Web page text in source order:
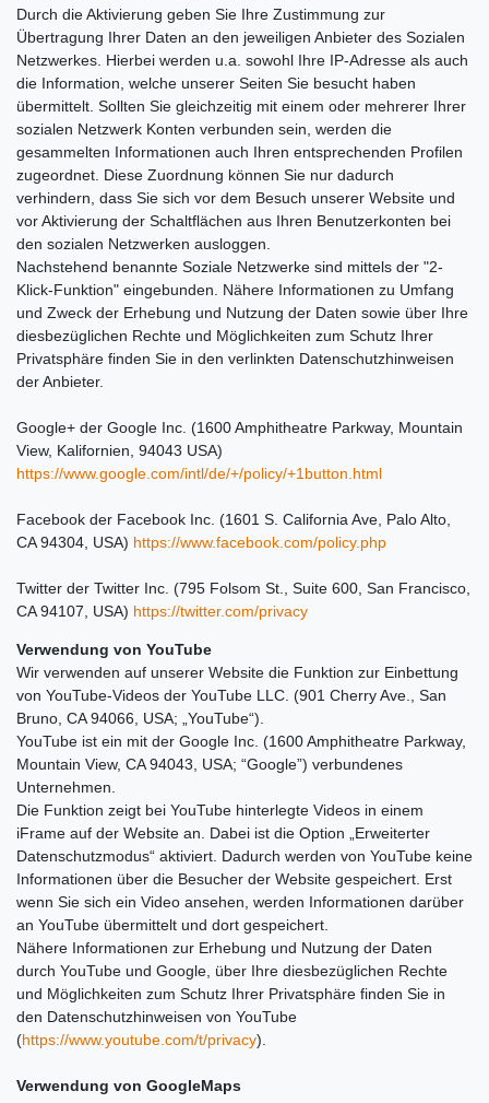
Durch die Aktivierung geben Sie Ihre Zustimmung zur
Übertragung Ihrer Daten an den jeweiligen Anbieter des Sozialen
Netzwerkes. Hierbei werden u.a. sowohl Ihre IP-Adresse als auch
die Information, welche unserer Seiten Sie besucht haben
übermittelt. Sollten Sie gleichzeitig mit einem oder mehrerer Ihrer
sozialen Netzwerk Konten verbunden sein, werden die
gesammelten Informationen auch Ihren entsprechenden Profilen
zugeordnet. Diese Zuordnung können Sie nur dadurch
verhindern, dass Sie sich vor dem Besuch unserer Website und
vor Aktivierung der Schaltflächen aus Ihren Benutzerkonten bei
den sozialen Netzwerken ausloggen.
Nachstehend benannte Soziale Netzwerke sind mittels der "2-
Klick-Funktion" eingebunden. Nähere Informationen zu Umfang
und Zweck der Erhebung und Nutzung der Daten sowie über Ihre
diesbezüglichen Rechte und Möglichkeiten zum Schutz Ihrer
Privatsphäre finden Sie in den verlinkten Datenschutzhinweisen
der Anbieter.
Google+ der Google Inc. (1600 Amphitheatre Parkway, Mountain
View, Kalifornien, 94043 USA)
https://www.google.com/intl/de/+/policy/+1button.html
Facebook der Facebook Inc. (1601 S. California Ave, Palo Alto,
CA 94304, USA) https://www.facebook.com/policy.php
Twitter der Twitter Inc. (795 Folsom St., Suite 600, San Francisco,
CA 94107, USA) https://twitter.com/privacy
Verwendung von YouTube
Wir verwenden auf unserer Website die Funktion zur Einbettung
von YouTube-Videos der YouTube LLC. (901 Cherry Ave., San
Bruno, CA 94066, USA; „YouTube“).
YouTube ist ein mit der Google Inc. (1600 Amphitheatre Parkway,
Mountain View, CA 94043, USA; “Google”) verbundenes
Unternehmen.
Die Funktion zeigt bei YouTube hinterlegte Videos in einem
iFrame auf der Website an. Dabei ist die Option „Erweiterter
Datenschutzmodus“ aktiviert. Dadurch werden von YouTube keine
Informationen über die Besucher der Website gespeichert. Erst
wenn Sie sich ein Video ansehen, werden Informationen darüber
an YouTube übermittelt und dort gespeichert.
Nähere Informationen zur Erhebung und Nutzung der Daten
durch YouTube und Google, über Ihre diesbezüglichen Rechte
und Möglichkeiten zum Schutz Ihrer Privatsphäre finden Sie in
den Datenschutzhinweisen von YouTube
(https://www.youtube.com/t/privacy).
Verwendung von GoogleMaps